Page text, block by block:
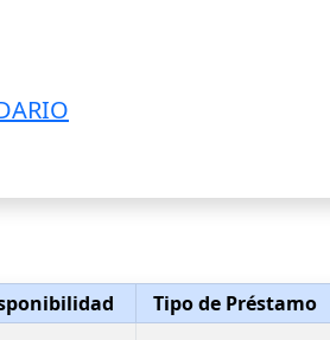
Tipo de Préstamo